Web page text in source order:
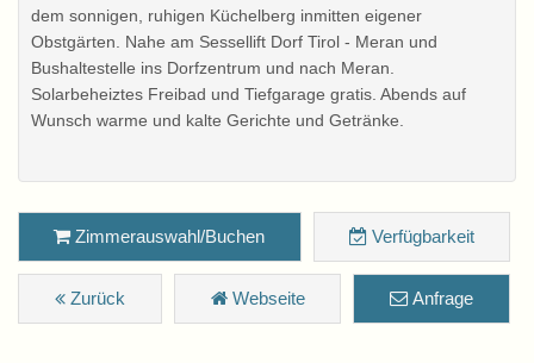
dem sonnigen, ruhigen Küchelberg inmitten eigener
Obstgärten. Nahe am Sessellift Dorf Tirol - Meran und
Bushaltestelle ins Dorfzentrum und nach Meran.
Solarbeheiztes Freibad und Tiefgarage gratis. Abends auf
Wunsch warme und kalte Gerichte und Getränke.
Zimmerauswahl/Buchen Verfügbarkeit
Zurück Webseite Anfrage